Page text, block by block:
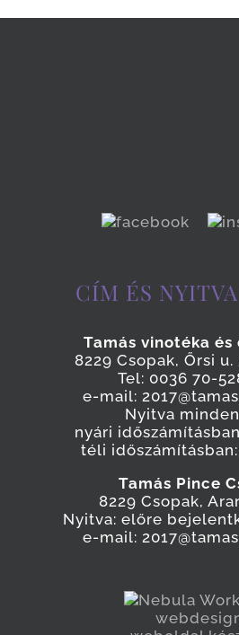
CÍM ÉS
Tamás vinotéka és
8229 Csopak, Őrsi u.
Tel: 0036 70-
e-mail:
Nyitva
nyári
téli
Tamás Pince
8229 Csopak,
Nyitva: előre
e-mail: